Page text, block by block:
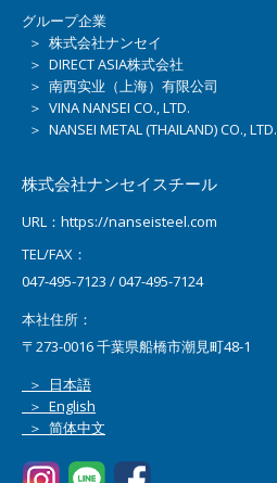
グループ企業
＞ 株式会社ナンセイ
＞ DIRECT ASIA株式会社
＞ 南西实业（上海）有限公司
＞ VINA NANSEI CO., LTD.
＞ NANSEI METAL (THAILAND) CO., LTD.
株式会社ナンセイスチール
URL：https://nanseisteel.com
TEL/FAX：
047-495-7123 / 047-495-7124
本社住所：
〒273-0016 千葉県船橋市潮見町48-1
＞ 日本語
＞ English
＞ 简体中文